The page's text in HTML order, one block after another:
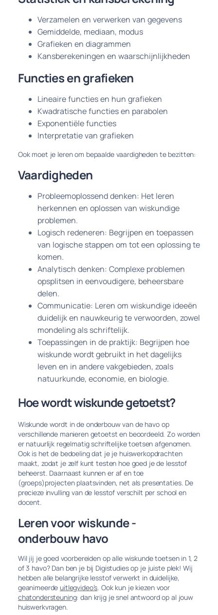
Verzamelen en verwerken van gegevens
Gemiddelde, mediaan, modus
Grafieken en diagrammen
Kansberekeningen en waarschijnlijkheden
Functies en grafieken
Lineaire functies en hun grafieken
Kwadratische functies en parabolen
Exponentiële functies
Interpretatie van grafieken
Ook moet je leren om bepaalde vaardigheden te bezitten:
Vaardigheden
Probleemoplossend denken: Het leren
herkennen en oplossen van wiskundige
problemen.
Logisch redeneren: Begrijpen en toepassen
van logische stappen om tot een oplossing te
komen.
Analytisch denken: Complexe problemen
opsplitsen in eenvoudigere, beheersbare
delen.
Communicatie: Leren om wiskundige ideeën
duidelijk en nauwkeurig te verwoorden, zowel
mondeling als schriftelijk.
Toepassingen in de praktijk: Begrijpen hoe
wiskunde wordt gebruikt in het dagelijks
leven en in andere vakgebieden, zoals
natuurkunde, economie, en biologie.
Hoe wordt wiskunde getoetst?
Wiskunde wordt in de onderbouw van de havo op
verschillende manieren getoetst en beoordeeld. Zo worden
er natuurlijk regelmatig schriftelijke toetsen afgenomen.
Ook is het de bedoeling dat je je huiswerkopdrachten
maakt, zodat je zelf kunt testen hoe goed je de lesstof
beheerst. Daarnaast kunnen er af en toe
(groeps)projecten plaatsvinden, net als presentaties. De
precieze invulling van de lesstof verschilt per school en
docent.
Leren voor wiskunde -
onderbouw havo
Wil jij je goed voorbereiden op alle wiskunde toetsen in 1, 2
of 3 havo? Dan ben je bij Digistudies op je juiste plek! Wij
hebben alle belangrijke lesstof verwerkt in duidelijke,
geanimeerdeuitlegvideo’s. Ook kun je kiezen voor
chatondersteuning: dan krijg je snel antwoord op al jouw
huiswerkvragen.